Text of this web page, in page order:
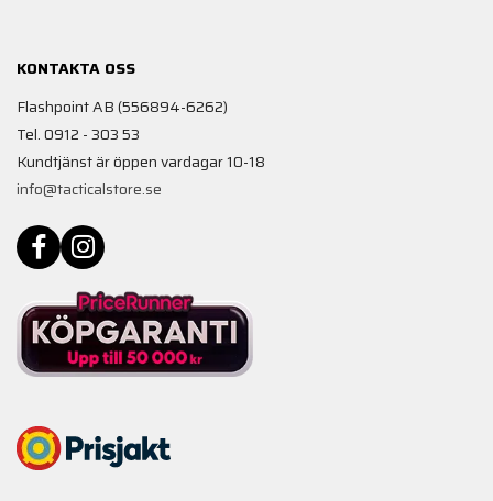
KONTAKTA OSS
Flashpoint AB (556894-6262)
Tel. 0912 - 303 53
Kundtjänst är öppen vardagar 10-18
info@tacticalstore.se